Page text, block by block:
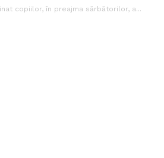
copiilor, în preajma sărbătorilor, a...